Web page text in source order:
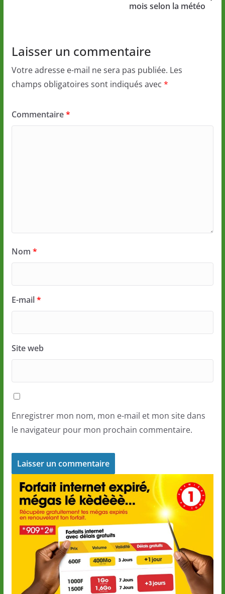
mois selon la météo
Laisser un commentaire
Votre adresse e-mail ne sera pas publiée. Les
champs obligatoires sont indiqués avec *
Commentaire*
Nom *
E-mail*
Site web
Enregistrer mon nom, mon e-mail et mon site dans
le navigateur pour mon prochain commentaire.